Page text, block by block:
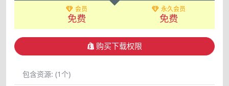
会员
免费
永久会员
免费
购买下载权限
包含资源: (1个)